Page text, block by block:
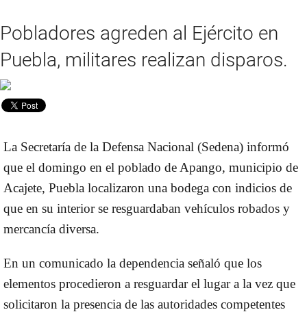
Pobladores agreden al Ejército en
Puebla, militares realizan disparos.
La Secretaría de la Defensa Nacional (Sedena) informó
que el domingo en el poblado de Apango, municipio de
Acajete, Puebla localizaron una bodega con indicios de
que en su interior se resguardaban vehículos robados y
mercancía diversa.
En un comunicado la dependencia señaló que los
elementos procedieron a resguardar el lugar a la vez que
solicitaron la presencia de las autoridades competentes